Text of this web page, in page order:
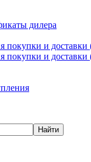
дилера
покупки и доставки
покупки и доставки